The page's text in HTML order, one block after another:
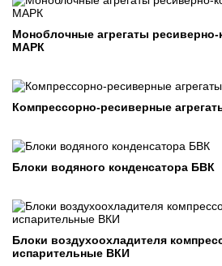
Моноблочные агрегаты
МАРК
Компрессорно-ресиверные
Блоки водяного конденсатора БВК
Блоки воздухоохладителя
испарительные ВКИ